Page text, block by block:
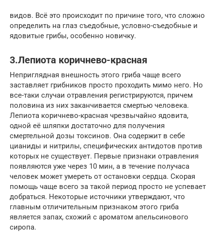
видов. Всё это происходит по причине того, что сложно
определить на глаз съедобные, условно-съедобные и
ядовитые грибы, особенно новичку.
3.Лепиота коричнево-красная
Неприглядная внешность этого гриба чаще всего
заставляет грибников просто проходить мимо него. Но
все-таки случаи отравления регистрируются, причем
половина из них заканчивается смертью человека.
Лепиота коричнево-красная чрезвычайно ядовита,
одной её шляпки достаточно для получения
смертельной дозы токсинов. Она содержит в себе
цианиды и нитрилы, специфических антидотов против
которых не существует. Первые признаки отравления
появляются уже через 10 мин, а в течение получаса
человек может умереть от остановки сердца. Скорая
помощь чаще всего за такой период просто не успевает
добраться. Некоторые источники утверждают, что
главным отличительным признаком этого гриба
является запах, схожий с ароматом апельсинового
сиропа.